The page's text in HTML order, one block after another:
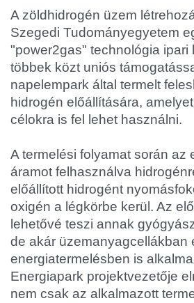
A zöldhidrogén üzem
Szegedi Tudományegyetem
"power2gas" technológia
többek közt uniós
napelempark által termelt
hidrogén előállítására,
célokra is fel lehet használni.
A termelési folyamat során az
áramot felhasználva
előállított hidrogént
oxigén a légkörbe kerül. Az
lehetővé teszi annak
de akár üzemanyagcellákban
energiatermelésben is
Energiapark projektvezetője
nem csak az alkalmazott